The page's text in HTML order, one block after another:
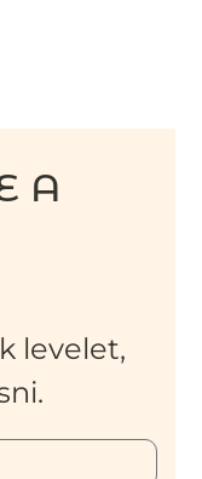
A
levelet,